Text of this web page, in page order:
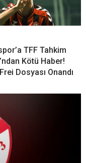
TFF Tahkim
Kötü Haber!
Dosyası Onandı